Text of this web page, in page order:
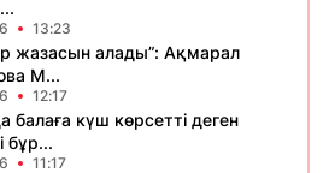
13:23
жазасын алады”: Ақмарал
М...
12:17
балаға күш көрсетті деген
бұр...
11:17